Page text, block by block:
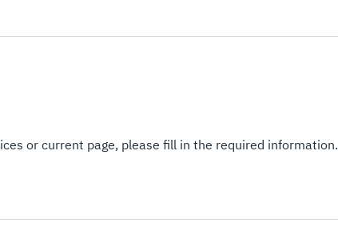
or current page, please fill in the required information.